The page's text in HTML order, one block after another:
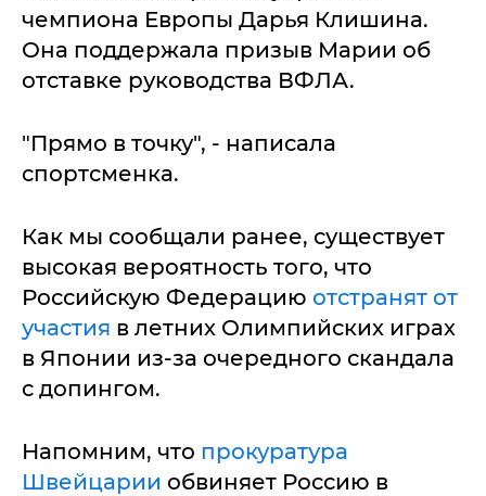
чемпиона Европы Дарья Клишина.
Она поддержала призыв Марии об
отставке руководства ВФЛА.
"Прямо в точку", - написала
спортсменка.
Как мы сообщали ранее, существует
высокая вероятность того, что
Российскую Федерацию отстранят от
участия в летних Олимпийских играх
в Японии из-за очередного скандала
с допингом.
Напомним, что прокуратура
Швейцарии обвиняет Россию в